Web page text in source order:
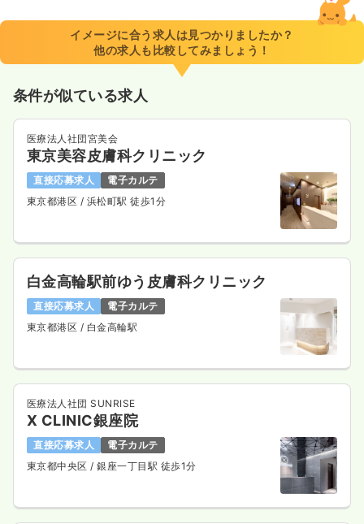
イメージに合う求人は見つかりましたか？
他の求人も比較してみましょう！
条件が似ている求人
医療法人社団宮美会
東京美容皮膚科クリニック
直接応募求人
電子カルテ
東京都港区 / 浜松町駅 徒歩1分
白金高輪駅前ゆう皮膚科クリニック
直接応募求人
電子カルテ
東京都港区 / 白金高輪駅
医療法人社団 SUNRISE
X CLINIC銀座院
直接応募求人
電子カルテ
東京都中央区/ 銀座一丁目駅 徒歩1分